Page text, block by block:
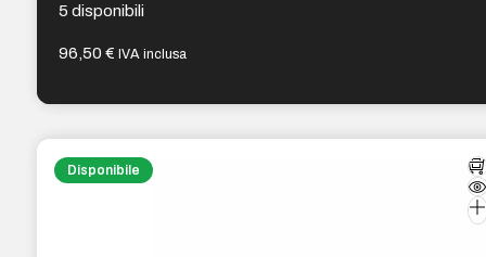
5 disponibili
96,50€ IVA inclusa
Disponibile